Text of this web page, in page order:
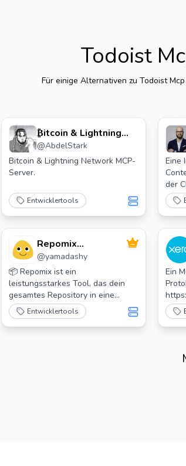
Todoist
Für einige Alternativen zu Todoist
₿itcoin & Lightning
Network Mcp Server
@AbdelStark
Bitcoin & Lightning Network MCP-
Server.
Entwicklertools
Eine
der
(R1/
Repomix
Yamadashy
@yamadashy
📦 Repomix ist ein
leistungsstarkes Tool, das dein
gesamtes Repository in eine
einzige, KI-freundliche Datei packt.
Perfekt, wenn du deinen
Codebestand großen
Entwicklertools
Ein